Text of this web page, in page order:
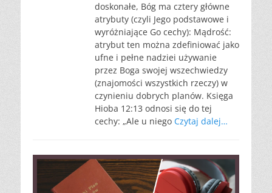
doskonałe, Bóg ma cztery główne
atrybuty (czyli Jego podstawowe i
wyróżniające Go cechy): Mądrość:
atrybut ten można zdefiniować jako
ufne i pełne nadziei używanie
przez Boga swojej wszechwiedzy
(znajomości wszystkich rzeczy) w
czynieniu dobrych planów. Księga
Hioba 12:13 odnosi się do tej
cechy: „Ale u niego Czytaj dalej…